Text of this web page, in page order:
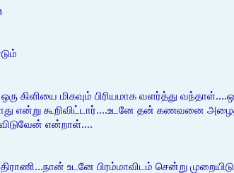
கிளியை மிகவும் பிரியமாக வளர்த்து
என்று கூறிவிட்டார்....உடனே தன் கணவனை
என்றாள்....
உடனே பிரம்மாவிடம் சென்று